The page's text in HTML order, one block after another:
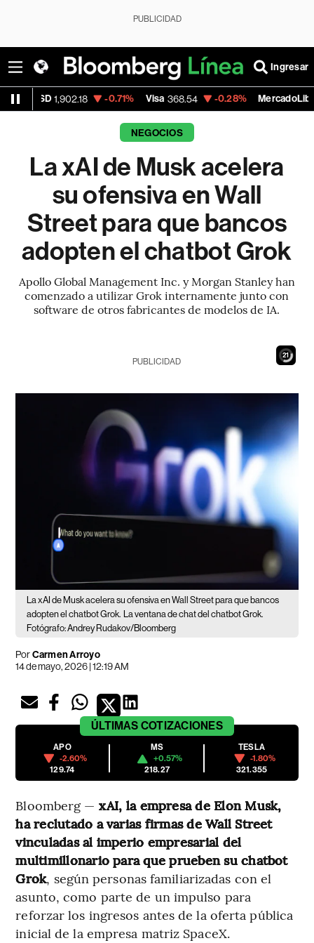
PUBLICIDAD
Ingresar
-0.71% Visa 368.54 -0.28% MercadoLibre 1,924.95
NEGOCIOS
La xAI de Musk acelera
su ofensiva en Wall
Street para que bancos
adopten el chatbot Grok
Apollo Global Management Inc. y Morgan Stanley han
comenzado a utilizar Grok internamente junto con
software de otros fabricantes de modelos de IA.
19
PUBLICIDAD
La xAI de Musk acelera su ofensiva en Wall Street para que bancos
adopten el chatbot Grok. La ventana de chat del chatbot Grok.
Fotógrafo: Andrey Rudakov/Bloomberg
PorCarmen Arroyo
14 de mayo, 2026 | 12:19 AM
ÚLTIMAS COTIZACIONES
APO
-2.60%
129.74
MS
+0.57%
218.27
TESLA
-1.80%
321.355
Bloomberg — xAI, la empresa de Elon Musk,
ha reclutado a varias firmas de Wall Street
vinculadas al imperio empresarial del
multimillonario para que prueben su chatbot
Grok, según personas familiarizadas con el
asunto, como parte de un impulso para
reforzar los ingresos antes de la oferta pública
inicial de la empresa matriz SpaceX.